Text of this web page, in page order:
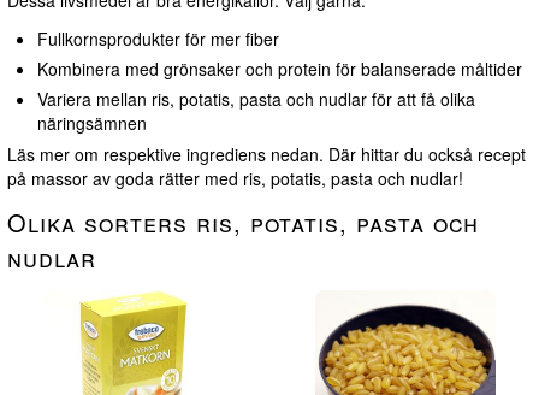
Fullkornsprodukter för mer fiber
Kombinera med grönsaker och protein för balanserade måltider
Variera mellan ris, potatis, pasta och nudlar för att få olika
näringsämnen
Läs mer om respektive ingrediens nedan. Där hittar du också recept
på massor av goda rätter med ris, potatis, pasta och nudlar!
Olika sorters ris, potatis, pasta och
nudlar